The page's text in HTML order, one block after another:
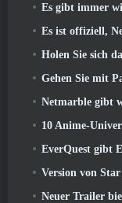
Es gibt immer wieder
Es ist offiziell,
Holen Sie sich das Cyberpunk-
Gehen Sie mit
Netmarble gibt weitere Details
10 Anime-
EverQuest gibt
Version von
Neuer Trailer bietet